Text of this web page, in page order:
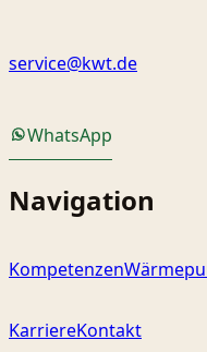
service@kwt.de
WhatsApp
Navigation
Kompetenzen
KarriereKontakt